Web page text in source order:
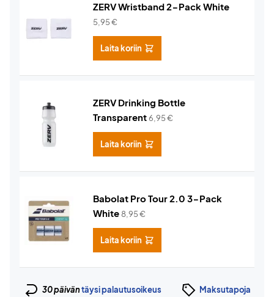
ZERV Wristband 2-Pack White
5,95€
Laita koriin
ZERV Drinking Bottle
Transparent6,95€
Laita koriin
Babolat Pro Tour 2.0 3-Pack
White 8,95€
Laita koriin
30 päiväntäysi palautusoikeus Maksutapoja